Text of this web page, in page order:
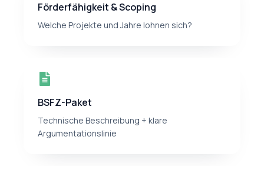
Förderfähigkeit & Scoping
Welche Projekte und Jahre lohnen sich?
BSFZ-Paket
Technische Beschreibung + klare
Argumentationslinie